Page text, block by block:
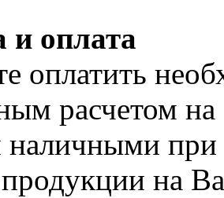
и оплата
оплатить
расчетом
наличными
на